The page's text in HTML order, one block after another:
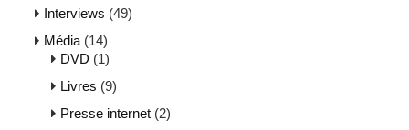
Interviews (49)
Média (14)
DVD (1)
Livres (9)
Presse internet (2)